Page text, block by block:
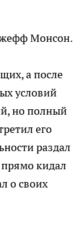
Монсон.
а после
условий
но полный
его
раздал
кидал
о своих